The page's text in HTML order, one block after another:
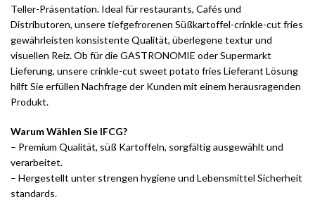
Teller-Präsentation. Ideal für restaurants, Cafés und
Distributoren, unsere tiefgefrorenen Süßkartoffel-crinkle-cut fries
gewährleisten konsistente Qualität, überlegene textur und
visuellen Reiz. Ob für die GASTRONOMIE oder Supermarkt
Lieferung, unsere crinkle-cut sweet potato fries Lieferant Lösung
hilft Sie erfüllen Nachfrage der Kunden mit einem herausragenden
Produkt.
Warum Wählen Sie IFCG?
– Premium Qualität, süß Kartoffeln, sorgfältig ausgewählt und
verarbeitet.
– Hergestellt unter strengen hygiene und Lebensmittel Sicherheit
standards.